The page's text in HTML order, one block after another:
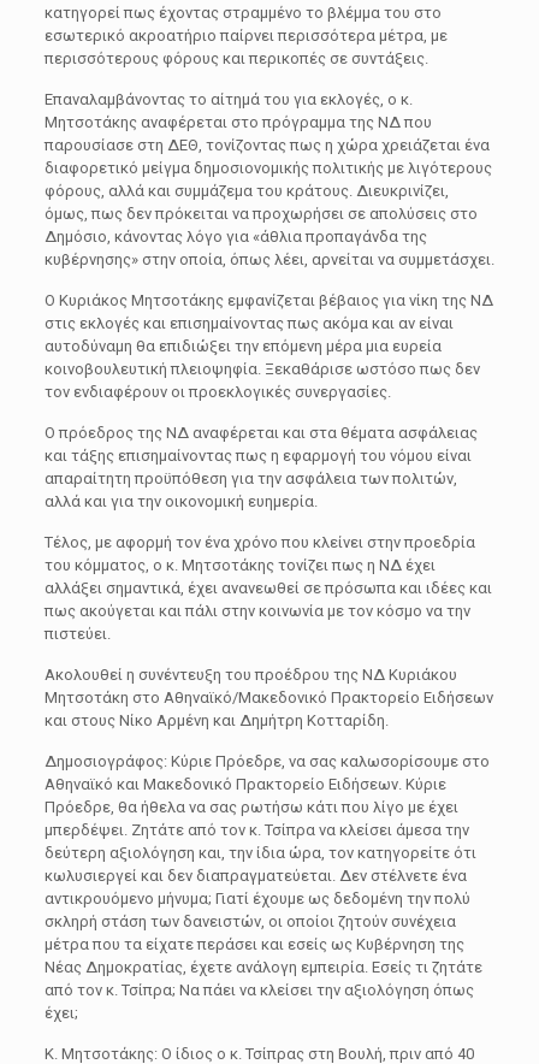
κατηγορεί πως έχοντας στραμμένο το βλέμμα του στο
εσωτερικό ακροατήριο παίρνει περισσότερα μέτρα, με
περισσότερους φόρους και περικοπές σε συντάξεις.
Επαναλαμβάνοντας το αίτημά του για εκλογές, ο κ.
Μητσοτάκης αναφέρεται στο πρόγραμμα της ΝΔ που
παρουσίασε στη ΔΕΘ, τονίζοντας πως η χώρα χρειάζεται ένα
διαφορετικό μείγμα δημοσιονομικής πολιτικής με λιγότερους
φόρους, αλλά και συμμάζεμα του κράτους. Διευκρινίζει,
όμως, πως δεν πρόκειται να προχωρήσει σε απολύσεις στο
Δημόσιο, κάνοντας λόγο για «άθλια προπαγάνδα της
κυβέρνησης» στην οποία, όπως λέει, αρνείται να συμμετάσχει.
Ο Κυριάκος Μητσοτάκης εμφανίζεται βέβαιος για νίκη της ΝΔ
στις εκλογές και επισημαίνοντας πως ακόμα και αν είναι
αυτοδύναμη θα επιδιώξει την επόμενη μέρα μια ευρεία
κοινοβουλευτική πλειοψηφία. Ξεκαθάρισε ωστόσο πως δεν
τον ενδιαφέρουν οι προεκλογικές συνεργασίες.
Ο πρόεδρος της ΝΔ αναφέρεται και στα θέματα ασφάλειας
και τάξης επισημαίνοντας πως η εφαρμογή του νόμου είναι
απαραίτητη προϋπόθεση για την ασφάλεια των πολιτών,
αλλά και για την οικονομική ευημερία.
Τέλος, με αφορμή τον ένα χρόνο που κλείνει στην προεδρία
του κόμματος, ο κ. Μητσοτάκης τονίζει πως η ΝΔ έχει
αλλάξει σημαντικά, έχει ανανεωθεί σε πρόσωπα και ιδέες και
πως ακούγεται και πάλι στην κοινωνία με τον κόσμο να την
πιστεύει.
Ακολουθεί η συνέντευξη του προέδρου της ΝΔ Κυριάκου
Μητσοτάκη στο Αθηναϊκό/Μακεδονικό Πρακτορείο Ειδήσεων
και στους Νίκο Αρμένη και Δημήτρη Κοτταρίδη.
Δημοσιογράφος: Κύριε Πρόεδρε, να σας καλωσορίσουμε στο
Αθηναϊκό και Μακεδονικό Πρακτορείο Ειδήσεων. Κύριε
Πρόεδρε, θα ήθελα να σας ρωτήσω κάτι που λίγο με έχει
μπερδέψει. Ζητάτε από τον κ. Τσίπρα να κλείσει άμεσα την
δεύτερη αξιολόγηση και, την ίδια ώρα, τον κατηγορείτε ότι
κωλυσιεργεί και δεν διαπραγματεύεται. Δεν στέλνετε ένα
αντικρουόμενο μήνυμα; Γιατί έχουμε ως δεδομένη την πολύ
σκληρή στάση των δανειστών, οι οποίοι ζητούν συνέχεια
μέτρα που τα είχατε περάσει και εσείς ως Κυβέρνηση της
Νέας Δημοκρατίας, έχετε ανάλογη εμπειρία. Εσείς τι ζητάτε
από τον κ. Τσίπρα; Να πάει να κλείσει την αξιολόγηση όπως
έχει;
Κ. Μητσοτάκης: Ο ίδιος ο κ. Τσίπρας στη Βουλή, πριν από 40